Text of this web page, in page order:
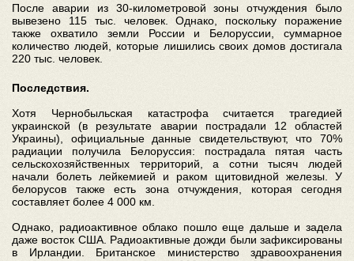
После аварии из 30-километровой зоны отчуждения было
вывезено 115 тыс. человек. Однако, поскольку поражение
также охватило земли России и Белоруссии, суммарное
количество людей, которые лишились своих домов достигала
220 тыс. человек.
Последствия.
Хотя Чернобыльская катастрофа считается трагедией
украинской (в результате аварии пострадали 12 областей
Украины), официальные данные свидетельствуют, что 70%
радиации получила Белоруссия: пострадала пятая часть
сельскохозяйственных территорий, а сотни тысяч людей
начали болеть лейкемией и раком щитовидной железы. У
белорусов также есть зона отчуждения, которая сегодня
составляет более 4 000 км.
Однако, радиоактивное облако пошло еще дальше и задела
даже восток США. Радиоактивные дожди были зафиксированы
в Ирландии. Британское министерство здравоохранения